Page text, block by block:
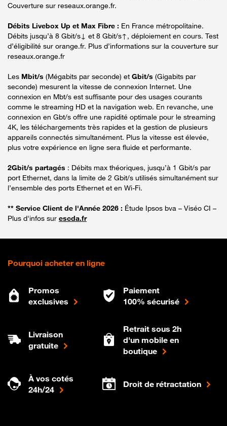
Couverture sur reseaux.orange.fr.
Débits Livebox Up et Max Fibre : En France métropolitaine.
Débits jusqu’à 8 Gbit/s↓ et 8 Gbit/s↑, déploiement en cours. Test
d’éligibilité sur orange.fr. Plus d’informations sur la couverture sur
reseaux.orange.fr
Les Mbit/s (Mégabits par seconde) et Gbit/s (Gigabits par
seconde) mesurent la vitesse de connexion Internet. Une
connexion en Mbt/s est suffisante pour des usages courants
comme le streaming HD et la navigation web. En revanche, une
connexion en Gbt/s offre une rapidité optimale pour le streaming
4K, les téléchargements très rapides et la gestion de plusieurs
appareils connectés simultanément. Plus la vitesse est élevée,
plus votre expérience en ligne sera fluide et performante.
2Gbit/s partagés : Débits max théoriques, jusqu’à 1 Gbit/s par
port Ethernet, dans la limite de 2 Gbit/s utilisés simultanément sur
l’ensemble des ports Ethernet et en Wi-Fi.
** Service Client de l'Année 2026 : Étude Ipsos bva – Viséo CI –
Plus d'infos sur escda.fr
Pourquoi acheter en ligne
Promos
exclusives
Paiement
100% sécurisé
Livraison
gratuite
Retrait sous 2h
d'un mobile en
boutique
À vos cotés
24h/24
Droit de rétractation